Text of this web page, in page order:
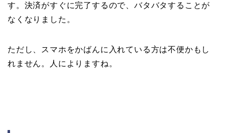
す。決済がすぐに完了するので、バタバタすることが
なくなりました。
ただし、スマホをかばんに入れている方は不便かもし
れません。人によりますね。